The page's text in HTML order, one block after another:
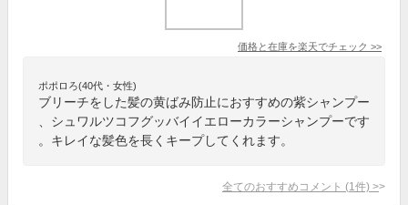
価格と在庫を楽天でチェック >>
ポポロろ(40代・女性)
ブリーチをした髪の黄ばみ防止におすすめの紫シャンプー
、シュワルツコフグッバイイエローカラーシャンプーです
。キレイな髪色を長くキープしてくれます。
全てのおすすめコメント (1 件) >